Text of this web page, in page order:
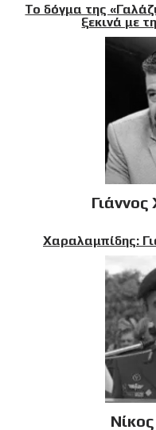
Το δόγμα της
ξεκινά με
Χαραλαμπίδης: